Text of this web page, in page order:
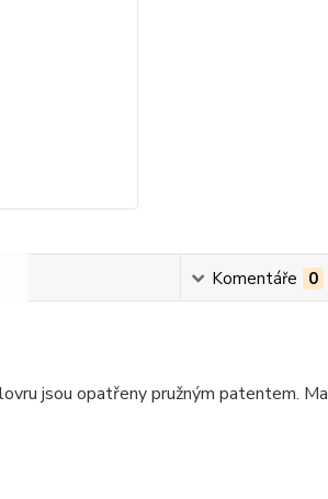
Komentáře 0
jsou opatřeny pružným patentem.